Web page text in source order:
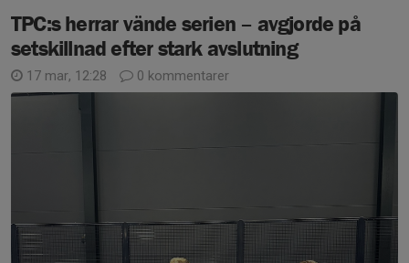
TPC:s herrar vände serien – avgjorde på
setskillnad efter stark avslutning
17 mar, 12:28 0 kommentarer